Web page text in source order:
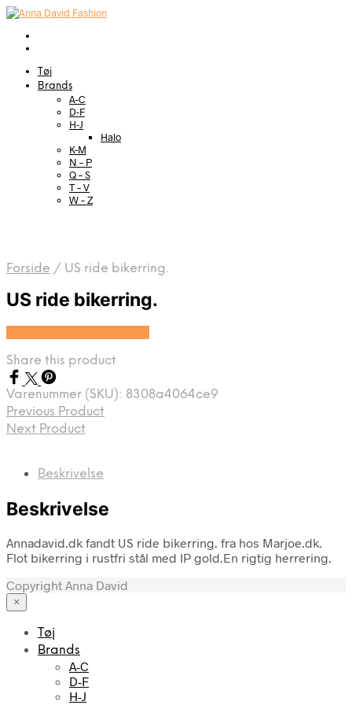
Tøj
Brands
A-C
D-F
H-J
Halo
K-M
N – P
Q – S
T – V
W – Z
Forside / US ride bikerring.
US ride bikerring.
Share this product
Varenummer (SKU): 8308a4064ce9
Previous Product
Next Product
Beskrivelse
Beskrivelse
Annadavid.dk fandt US ride bikerring. fra hos Marjoe.dk.
Flot bikerring i rustfri stål med IP gold.En rigtig herrering.
Copyright Anna David
×
Tøj
Brands
A-C
D-F
H-J